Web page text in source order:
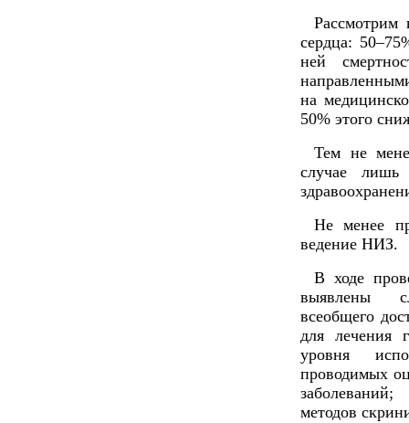
Рассмотрим
сердца:
ней
на
50% этого
Тем не
случае лишь
Не менее
ведение НИЗ.
В ходе
выявлены
всеобщего
для лечения
уровня
проводимых
заболеваний;
методов